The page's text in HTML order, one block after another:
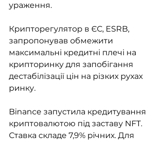
ураження.
Крипторегулятор в ЄС, ESRB,
запропонував обмежити
максимальні кредитні плечі на
крипторинку для запобігання
дестабілізації цін на різких рухах
ринку.
Binance запустила кредитування
криптовалютою під заставу NFT.
Ставка складе 7,9% річних. Для